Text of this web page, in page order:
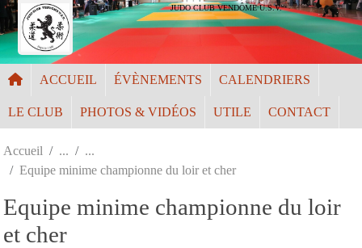
JUDO CLUB VENDÔME U.S.V.
ACCUEIL ÉVÈNEMENTS CALENDRIERS
LE CLUB PHOTOS & VIDÉOS UTILE CONTACT
Accueil
Equipe minime championne du loir et cher
Equipe minime championne du loir
et cher
Panneau de gestion des cookies